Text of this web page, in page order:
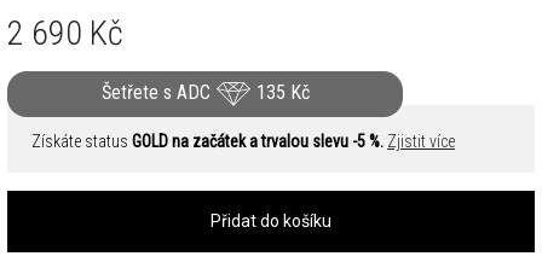
2 690 Kč
Šetřete s ADC 135 Kč
Získáte status GOLD na začátek a trvalou slevu -5 %. Zjistit více
Přidat do košíku